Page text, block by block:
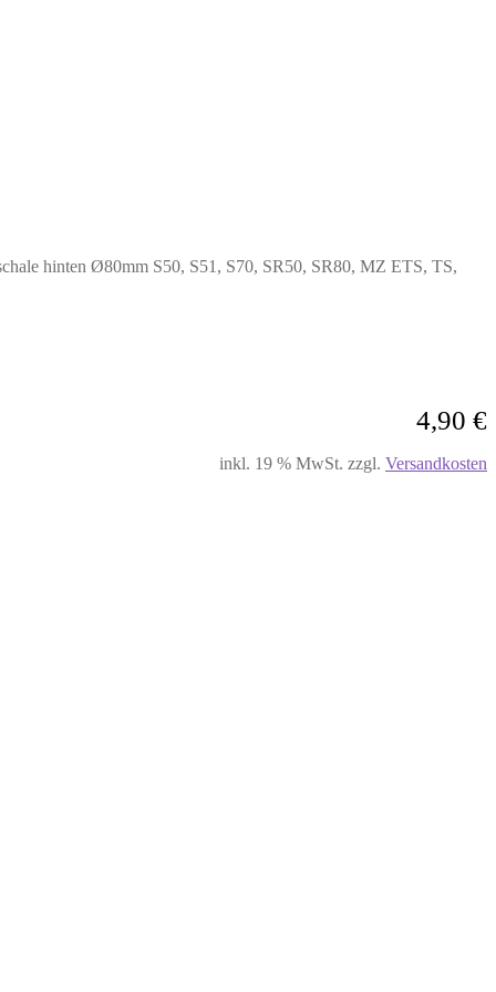
hinten Ø80mm S50, S51, S70, SR50, SR80, MZ ETS, TS,
4,90 €
inkl. 19 % MwSt. zzgl. Versandkosten